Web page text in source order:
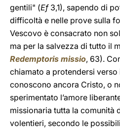
gentili" (Ef3,1), sapendo di
difficoltà e nelle prove sulla
Vescovo è consacrato non
ma per la salvezza di tutto il
Redemptoris missio, 63).
chiamato a protendersi verso
conoscono ancora Cristo, o
sperimentato l’amore
missionaria tutta la comunità
volentieri, secondo le